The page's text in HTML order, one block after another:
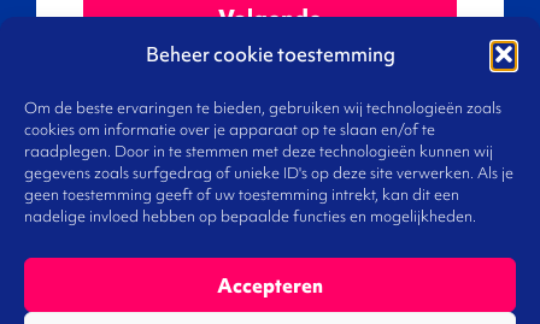
Beheer cookie toestemming
Om de beste ervaringen te bieden, gebruiken wij technologieën zoals
cookies om informatie over je apparaat op te slaan en/of te
raadplegen. Door in te stemmen met deze technologieën kunnen wij
gegevens zoals surfgedrag of unieke ID's op deze site verwerken. Als je
geen toestemming geeft of uw toestemming intrekt, kan dit een
nadelige invloed hebben op bepaalde functies en mogelijkheden.
Accepteren
Volgende